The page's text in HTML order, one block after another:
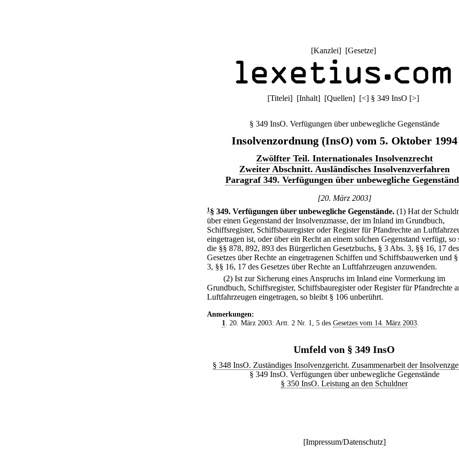
[Kanzlei] [Gesetze]
[Titelei] [Inhalt] [Quellen] [<] § 349 InsO [>]
§ 349 InsO. Verfügungen über unbewegliche Gegenstände
Insolvenzordnung (InsO) vom 5. Oktober 1994
Zwölfter Teil. Internationales Insolvenzrecht
Zweiter Abschnitt. Ausländisches Insolvenzverfahren
Paragraf 349. Verfügungen über unbewegliche
[20. März 2003]
1 § 349. Verfügungen über unbewegliche Gegenstände. (1) Hat der
über einen Gegenstand der Insolvenzmasse, der im Inland im Grundbuch,
Schiffsregister, Schiffsbauregister oder Register für Pfandrechte an
eingetragen ist, oder über ein Recht an einem solchen Gegenstand verfügt, so
die §§ 878, 892, 893 des Bürgerlichen Gesetzbuchs, § 3 Abs. 3, §§ 16, 17 des
Gesetzes über Rechte an eingetragenen Schiffen und Schiffsbauwerken und
3, §§ 16, 17 des Gesetzes über Rechte an Luftfahrzeugen anzuwenden.
(2) Ist zur Sicherung eines Anspruchs im Inland eine Vormerkung im
Grundbuch, Schiffsregister, Schiffsbauregister oder Register für Pfandrechte
Luftfahrzeugen eingetragen, so bleibt § 106 unberührt.
Anmerkungen:
1. 20. März 2003: Artt. 2 Nr. 1, 5 des Gesetzes vom 14. März 2003.
Umfeld von § 349 InsO
§ 348 InsO. Zuständiges Insolvenzgericht. Zusammenarbeit der
§ 349 InsO. Verfügungen über unbewegliche Gegenstände
§ 350 InsO. Leistung an den Schuldner
[Impressum/Datenschutz]